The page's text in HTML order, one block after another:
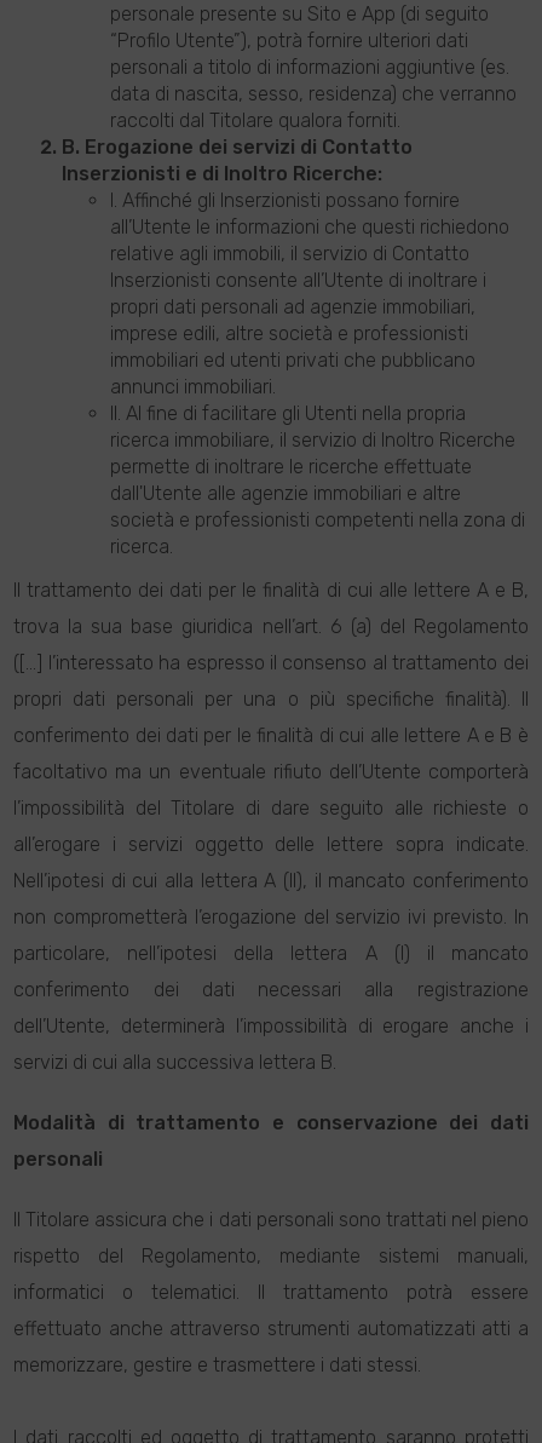
personale presente su Sito e App (di seguito
“Profilo Utente”), potrà fornire ulteriori dati
personali a titolo di informazioni aggiuntive (es.
data di nascita, sesso, residenza) che verranno
raccolti dal Titolare qualora forniti.
B. Erogazione dei servizi di Contatto
Inserzionisti e di Inoltro Ricerche:
I. Affinché gli Inserzionisti possano fornire
all’Utente le informazioni che questi richiedono
relative agli immobili, il servizio di Contatto
Inserzionisti consente all’Utente di inoltrare i
propri dati personali ad agenzie immobiliari,
imprese edili, altre società e professionisti
immobiliari ed utenti privati che pubblicano
annunci immobiliari.
II. Al fine di facilitare gli Utenti nella propria
ricerca immobiliare, il servizio di Inoltro Ricerche
permette di inoltrare le ricerche effettuate
dall'Utente alle agenzie immobiliari e altre
società e professionisti competenti nella zona di
ricerca.
Il trattamento dei dati per le finalità di cui alle lettere A e B,
trova la sua base giuridica nell’art. 6 (a) del Regolamento
([…] l’interessato ha espresso il consenso al trattamento dei
propri dati personali per una o più specifiche finalità). Il
conferimento dei dati per le finalità di cui alle lettere A e B è
facoltativo ma un eventuale rifiuto dell’Utente comporterà
l’impossibilità del Titolare di dare seguito alle richieste o
all’erogare i servizi oggetto delle lettere sopra indicate.
Nell’ipotesi di cui alla lettera A (II), il mancato conferimento
non comprometterà l’erogazione del servizio ivi previsto. In
particolare, nell’ipotesi della lettera A (I) il mancato
conferimento dei dati necessari alla registrazione
dell’Utente, determinerà l’impossibilità di erogare anche i
servizi di cui alla successiva lettera B.
Modalità di trattamento e conservazione dei dati
personali
Il Titolare assicura che i dati personali sono trattati nel pieno
rispetto del Regolamento, mediante sistemi manuali,
informatici o telematici. Il trattamento potrà essere
effettuato anche attraverso strumenti automatizzati atti a
memorizzare, gestire e trasmettere i dati stessi.
I dati raccolti ed oggetto di trattamento saranno protetti